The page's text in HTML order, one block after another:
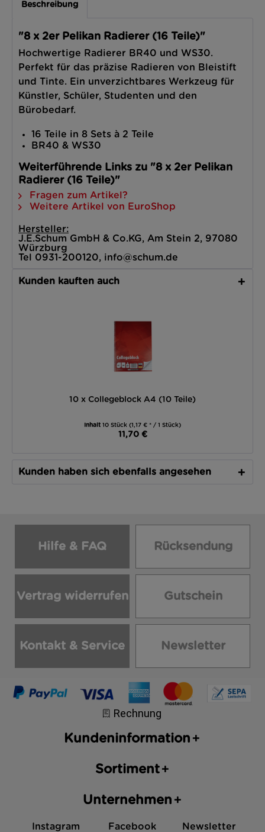
Beschreibung
"8 x 2er Pelikan Radierer (16 Teile)"
Hochwertige Radierer BR40 und WS30.
Perfekt für das präzise Radieren von Bleistift
und Tinte. Ein unverzichtbares Werkzeug für
Künstler, Schüler, Studenten und den
Bürobedarf.
16 Teile in 8 Sets à 2 Teile
BR40 & WS30
Weiterführende Links zu "8 x 2er Pelikan
Radierer (16 Teile)"
Fragen zum Artikel?
Weitere Artikel von EuroShop
Hersteller:
J.E.Schum GmbH & Co.KG, Am Stein 2, 97080
Würzburg
Tel 0931-200120, info@schum.de
Kunden kauften auch
10 x Collegeblock A4 (10 Teile)
Inhalt 10 Stück (1,17 € * / 1 Stück)
11,70 €
Kunden haben sich ebenfalls angesehen
Hilfe & FAQ Rücksendung
Vertrag widerrufen Gutschein
Kontakt & Service Newsletter
Kundeninformation
Sortiment
Unternehmen
Instagram Facebook Newsletter